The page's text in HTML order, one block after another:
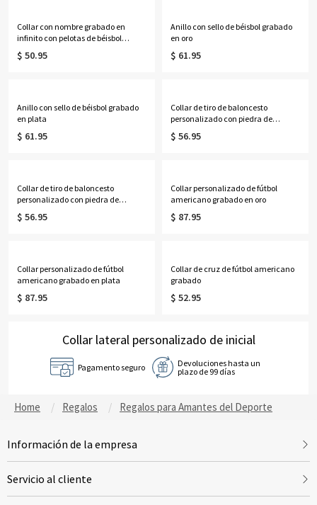
Collar con nombre grabado en
infinito con pelotas de béisbol
bañado en oro
$ 50.95
Anillo con sello de béisbol grabado
en oro
$ 61.95
Anillo con sello de béisbol grabado
en plata
$ 61.95
Collar de tiro de baloncesto
personalizado con piedra de
nacimiento en oro
$ 56.95
Collar de tiro de baloncesto
personalizado con piedra de
nacimiento en plata
$ 56.95
Collar personalizado de fútbol
americano grabado en oro
$ 87.95
Collar personalizado de fútbol
americano grabado en plata
$ 87.95
Collar de cruz de fútbol americano
grabado
$ 52.95
Collar lateral personalizado de inicial
Pagamento seguro
Devoluciones hasta un
plazo de 99 días
Home Regalos Regalos para Amantes del Deporte
Información de la empresa
Servicio al cliente